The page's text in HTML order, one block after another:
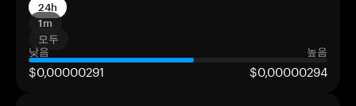
24h
1m
모두
낮음
높음
$0,00000291 $0,00000294